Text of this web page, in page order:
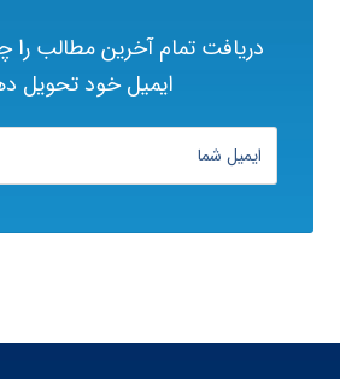
دریافت تمام آخرین مطالب را
ایمیل خود تحویل